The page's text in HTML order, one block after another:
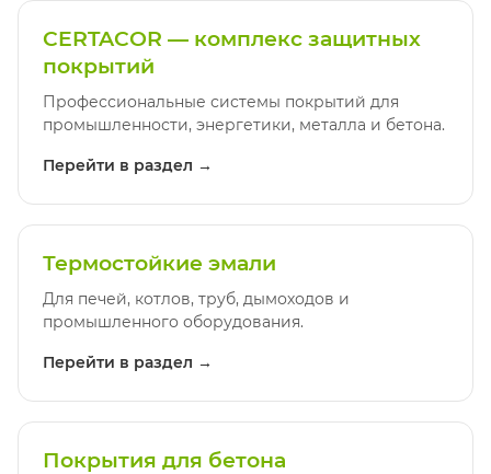
CERTACOR — комплекс защитных
покрытий
Профессиональные системы покрытий для
промышленности, энергетики, металла и бетона.
Перейти в раздел →
Термостойкие эмали
Для печей, котлов, труб, дымоходов и
промышленного оборудования.
Перейти в раздел →
Покрытия для бетона